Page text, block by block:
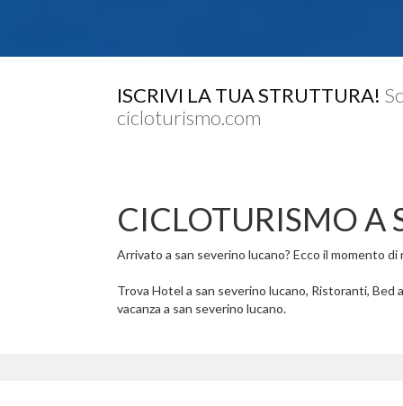
ISCRIVI LA TUA STRUTTURA!
cicloturismo.com
CICLOTURISMO A
Arrivato a san severino lucano? Ecco il momento
Trova Hotel a san severino lucano, Ristoranti, Bed
vacanza a san severino lucano.